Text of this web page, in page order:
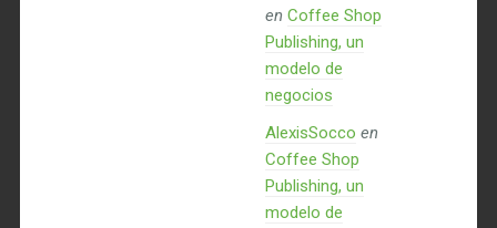
en Coffee Shop
Publishing, un
modelo de
negocios
AlexisSocco en
Coffee Shop
Publishing, un
modelo de